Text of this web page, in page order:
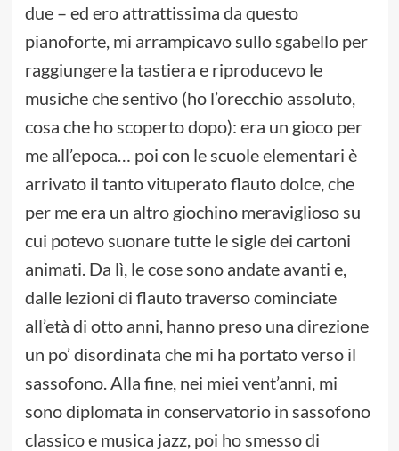
due – ed ero attrattissima da questo
pianoforte, mi arrampicavo sullo sgabello per
raggiungere la tastiera e riproducevo le
musiche che sentivo (ho l’orecchio assoluto,
cosa che ho scoperto dopo): era un gioco per
me all’epoca… poi con le scuole elementari è
arrivato il tanto vituperato flauto dolce, che
per me era un altro giochino meraviglioso su
cui potevo suonare tutte le sigle dei cartoni
animati. Da lì, le cose sono andate avanti e,
dalle lezioni di flauto traverso cominciate
all’età di otto anni, hanno preso una direzione
un po’ disordinata che mi ha portato verso il
sassofono. Alla fine, nei miei vent’anni, mi
sono diplomata in conservatorio in sassofono
classico e musica jazz, poi ho smesso di